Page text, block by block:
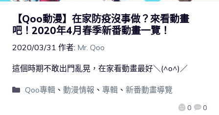
【Qoo動漫】在家防疫沒事做？來看動畫
吧！2020年4月春季新番動畫一覽！
2020/03/31 作者: Mr. Qoo
0 0
這個時期不敢出門亂晃，在家看動畫最好＼(^o^)／
Qoo專輯、 動漫情報 、 專輯、 新番動畫導覽